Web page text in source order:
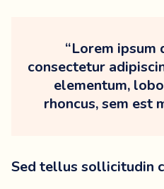
“Lorem
consectetur
elementum,
rhoncus, sem est
Sed tellus sollicitudin